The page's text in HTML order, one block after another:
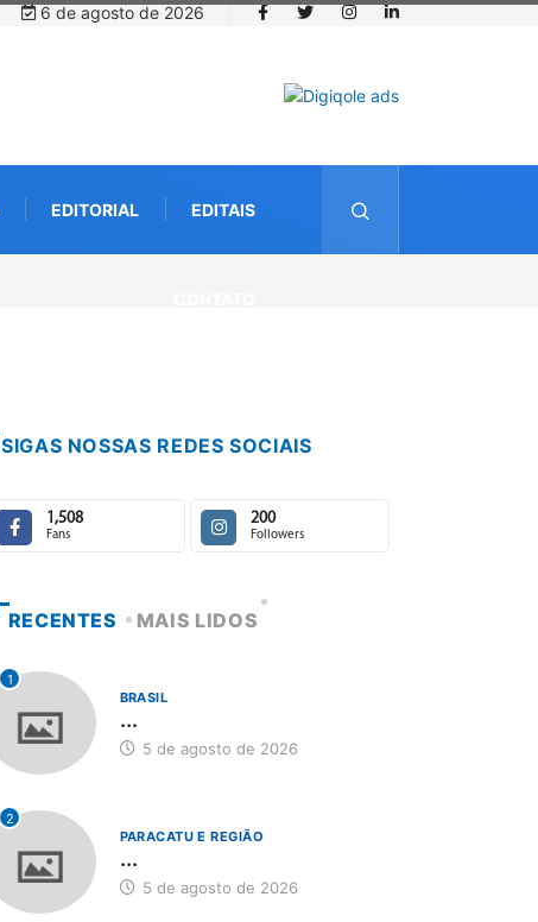
6 de agosto de 2026
EDITORIAL EDITAIS
SIGAS NOSSAS REDES SOCIAIS
1,508
Fans
200
Followers
RECENTES MAIS LIDOS
1
BRASIL
...
5 de agosto de 2026
2
PARACATU E REGIÃO
...
5 de agosto de 2026